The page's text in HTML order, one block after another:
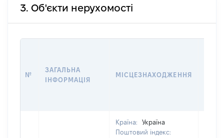
3. Об'єкти нерухомості
№
ЗАГАЛЬНА
ІНФОРМАЦІЯ
МІСЦЕЗНАХОДЖЕННЯ
Країна:
Україна
Поштовий індекс: